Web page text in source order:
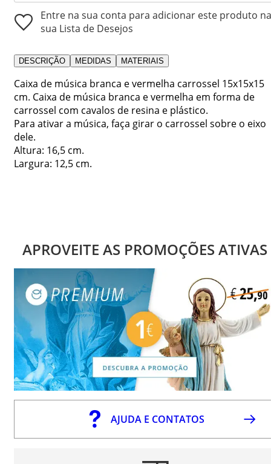
Entre na sua conta para adicionar este produto na
sua Lista de Desejos
DESCRIÇÃO MEDIDAS MATERIAIS
Caixa de música branca e vermelha carrossel 15x15x15
cm. Caixa de música branca e vermelha em forma de
carrossel com cavalos de resina e plástico.
Para ativar a música, faça girar o carrossel sobre o eixo
dele.
Altura: 16,5 cm.
Largura: 12,5 cm.
APROVEITE AS PROMOÇÕES ATIVAS
AJUDA E CONTATOS